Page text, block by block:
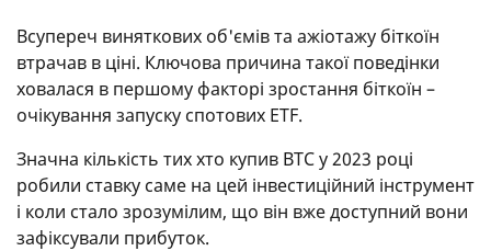
Всупереч виняткових об'ємів та ажіотажу біткоїн
втрачав в ціні. Ключова причина такої поведінки
ховалася в першому факторі зростання біткоїн –
очікування запуску спотових ETF.
Значна кількість тих хто купив BTC у 2023 році
робили ставку саме на цей інвестиційний інструмент
і коли стало зрозумілим, що він вже доступний вони
зафіксували прибуток.